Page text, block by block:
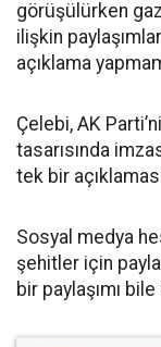
görüşülürken
ilişkin
açıklama
Çelebi, AK
tasarısında
tek bir
Sosyal medya
şehitler için
bir paylaşımı